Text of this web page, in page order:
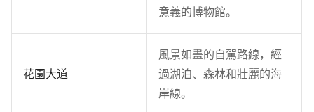
意義的博物館。
花園大道
風景如畫的自駕路線，經
過湖泊、森林和壯麗的海
岸線。